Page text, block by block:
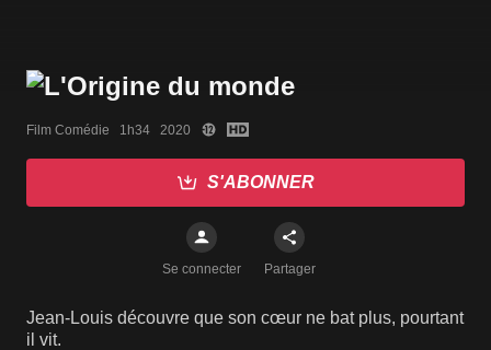
Film Comédie   1h34   2020
S'ABONNER
Se connecter Partager
Jean-Louis découvre que son cœur ne bat plus, pourtant
il vit.